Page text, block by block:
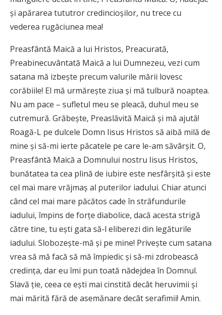
şi apărarea tututror credincioşilor, nu trece cu
vederea rugăciunea mea!
Preasfântă Maică a lui Hristos, Preacurată,
Preabinecuvântată Maică a lui Dumnezeu, vezi cum
satana mă izbeşte precum valurile mării lovesc
corăbiile! El mă urmăreşte ziua şi mă tulbură noaptea.
Nu am pace – sufletul meu se pleacă, duhul meu se
cutremură. Grăbeşte, Preaslăvită Maică şi mă ajută!
Roagă-L pe dulcele Domn Iisus Hristos să aibă milă de
mine şi să-mi ierte păcatele pe care le-am săvârşit. O,
Preasfântă Maică a Domnului nostru Iisus Hristos,
bunătatea ta cea plină de iubire este nesfârşită şi este
cel mai mare vrăjmaş al puterilor iadului. Chiar atunci
când cel mai mare păcătos cade în străfundurile
iadului, împins de forțe diabolice, dacă acesta strigă
către tine, tu eşti gata să-l eliberezi din legăturile
iadului. Slobozeşte-mă şi pe mine! Priveşte cum satana
vrea să mă facă să mă împiedic şi să-mi zdrobească
credinţa, dar eu îmi pun toată nădejdea în Domnul.
Slavă ţie, ceea ce eşti mai cinstită decât heruvimii şi
mai mărită fără de asemănare decât serafimii! Amin.